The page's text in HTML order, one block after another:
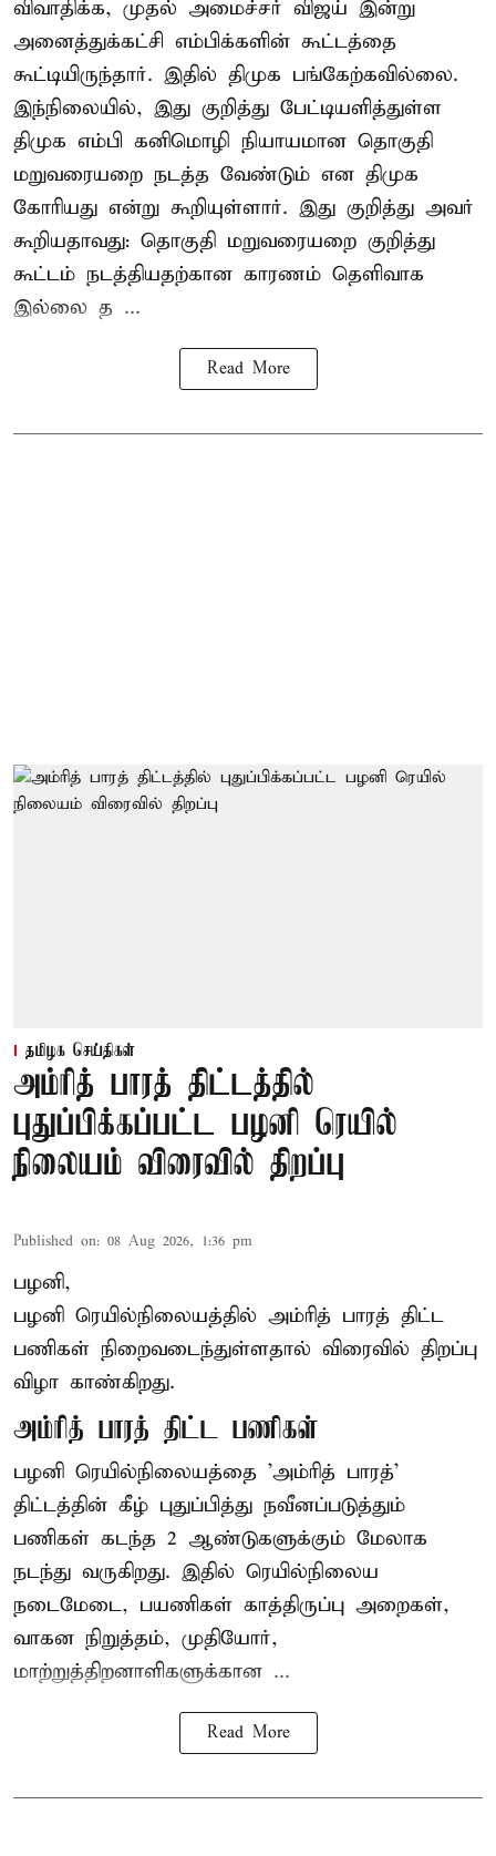
விவாதிக்க, முதல் அமைச்சர் விஜய் இன்று
அனைத்துக்கட்சி எம்பிக்களின் கூட்டத்தை
கூட்டியிருந்தார். இதில் திமுக பங்கேற்கவில்லை.
இந்நிலையில், இது குறித்து பேட்டியளித்துள்ள
திமுக எம்பி கனிமொழி நியாயமான தொகுதி
மறுவரையறை நடத்த வேண்டும் என திமுக
கோரியது என்று கூறியுள்ளார். இது குறித்து அவர்
கூறியதாவது: தொகுதி மறுவரையறை குறித்து
கூட்டம் நடத்தியதற்கான காரணம் தெளிவாக
இல்லை த ...
Read More
தமிழக செய்திகள்
அம்ரித் பாரத் திட்டத்தில்
புதுப்பிக்கப்பட்ட பழனி ரெயில்
நிலையம் விரைவில் திறப்பு
Published on: 08 Aug 2026, 1:36 pm
பழனி,
பழனி ரெயில்நிலையத்தில் அம்ரித் பாரத் திட்ட
பணிகள் நிறைவடைந்துள்ளதால் விரைவில் திறப்பு
விழா காண்கிறது.
அம்ரித் பாரத் திட்ட பணிகள்
பழனி ரெயில்நிலையத்தை 'அம்ரித் பாரத்'
திட்டத்தின் கீழ் புதுப்பித்து நவீனப்படுத்தும்
பணிகள் கடந்த 2 ஆண்டுகளுக்கும் மேலாக
நடந்து வருகிறது. இதில் ரெயில்நிலைய
நடைமேடை, பயணிகள் காத்திருப்பு அறைகள்,
வாகன நிறுத்தம், முதியோர்,
மாற்றுத்திறனாளிகளுக்கான ...
Read More